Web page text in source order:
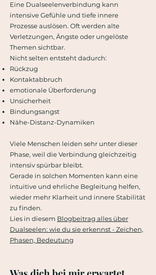
Eine Dualseelenverbindung kann
intensive Gefühle und tiefe innere
Prozesse auslösen. Oft werden alte
Verletzungen, Ängste oder ungelöste
Themen sichtbar.
Nicht selten entsteht dadurch:
Rückzug
Kontaktabbruch
emotionale Überforderung
Unsicherheit
Bindungsangst
Nähe-Distanz-Dynamiken
Viele Menschen leiden sehr unter dieser
Phase, weil die Verbindung gleichzeitig
intensiv spürbar bleibt.
Gerade in solchen Momenten kann eine
intuitive und ehrliche Begleitung helfen,
wieder mehr Klarheit und innere Stabilität
zu finden.
Lies in diesem Blogbeitrag alles über
Dualseelen: wie du sie erkennst - Zeichen,
Phasen, Bedeutung